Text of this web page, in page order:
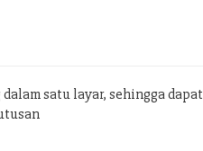
satu layar, sehingga dapat